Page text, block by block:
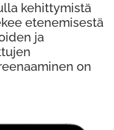
kehittymistä
etenemisestä
ja
on